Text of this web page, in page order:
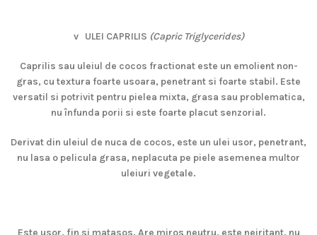
v ULEI CAPRILIS (Capric Triglycerides)
Caprilis sau uleiul de cocos fractionat este un emolient non-
gras, cu textura foarte usoara, penetrant si foarte stabil. Este
versatil si potrivit pentru pielea mixta, grasa sau problematica,
nu înfunda porii si este foarte placut senzorial.
Derivat din uleiul de nuca de cocos, este un ulei usor, penetrant,
nu lasa o pelicula grasa, neplacuta pe piele asemenea multor
uleiuri vegetale.
Este usor, fin si matasos. Are miros neutru, este neiritant, nu